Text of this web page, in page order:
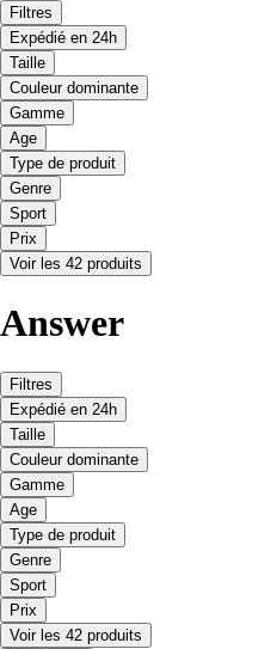
Filtres
Expédié en 24h
Taille
Couleur dominante
Gamme
Age
Type de produit
Genre
Sport
Prix
Voir les 42 produits
Answer
Filtres
Expédié en 24h
Taille
Couleur dominante
Gamme
Age
Type de produit
Genre
Sport
Prix
Voir les 42 produits